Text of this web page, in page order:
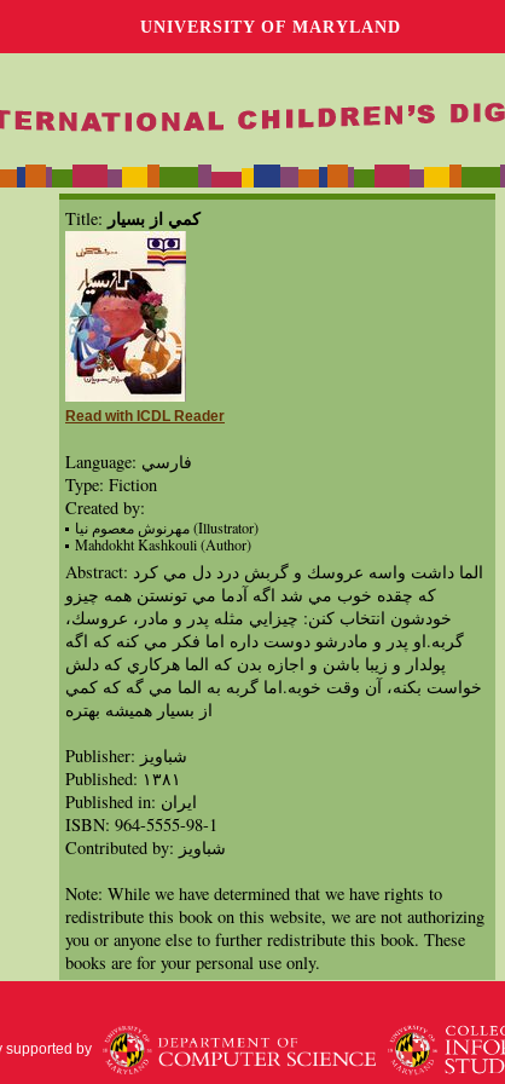
UNIVERSITY OF MARYLAND
Title: كمي از بسيار
Read with ICDL Reader
Language: فارسي
Type: Fiction
Created by:
مهرنوش معصوم نيا (Illustrator)
Mahdokht Kashkouli (Author)
Abstract: الما داشت واسه عروسك و گربش درد دل مي كرد
كه چقده خوب مي شد اگه آدما مي تونستن همه چيزو
خودشون انتخاب كنن: چيزايي مثله پدر و مادر، عروسك،
گربه.او پدر و مادرشو دوست داره اما فكر مي كنه كه اگه
پولدار و زيبا باشن و اجازه بدن كه الما هركاري كه دلش
خواست بكنه، آن وقت خوبه.اما گربه به الما مي گه كه كمي
از بسيار هميشه بهتره
Publisher: شباویز
Published: ۱۳۸۱
Published in: ايران
ISBN: 964-5555-98-1
Contributed by: شباویز
Note: While we have determined that we have rights to
redistribute this book on this website, we are not authorizing
you or anyone else to further redistribute this book. These
books are for your personal use only.
supported by